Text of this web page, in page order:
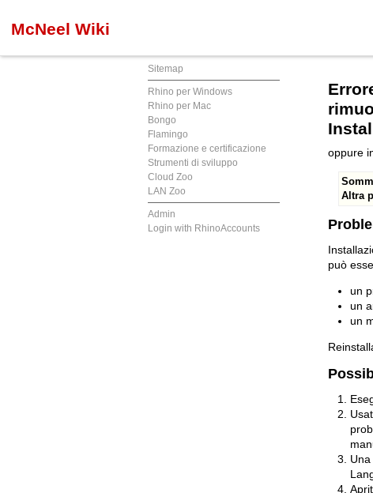
McNeel Wiki
Sitemap
Rhino per Windows
Rhino per Mac
Bongo
Flamingo
Formazione e certificazione
Strumenti di sviluppo
Cloud Zoo
LAN Zoo
Admin
Login with RhinoAccounts
oppure
Altra
può
un
un
un